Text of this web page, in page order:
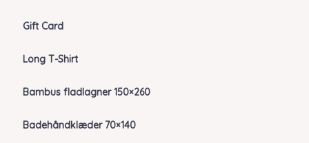
Gift Card
Long T-Shirt
Bambus fladlagner 150×260
Badehåndklæder 70×140